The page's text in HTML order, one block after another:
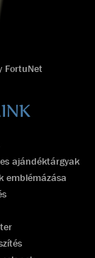
FortuNet
ajándéktárgyak
emblémázása